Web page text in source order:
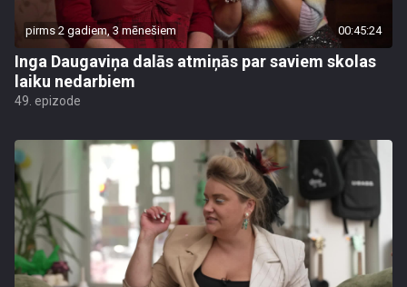
pirms 2 gadiem, 3 mēnešiem 00:45:24
Inga Daugaviņa dalās atmiņās par saviem skolas
laiku nedarbiem
49. epizode